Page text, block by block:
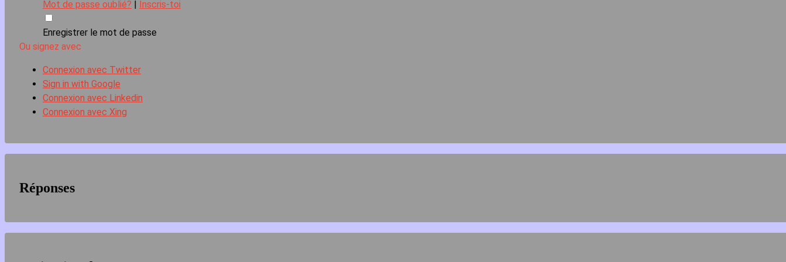
Mot de passe oublié? Inscris-toi
Enregistrer le mot de passe
Ou signez avec
Connexion avec Twitter
Sign in with Google
Connexion avec Linkedin
Connexion avec Xing
Réponses